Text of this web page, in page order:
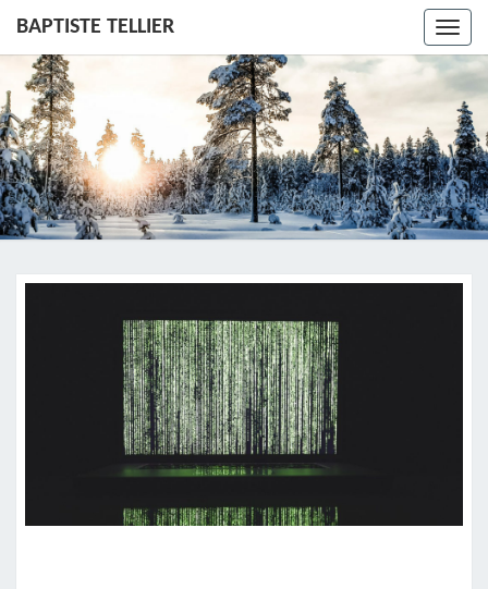
BAPTISTE TELLIER